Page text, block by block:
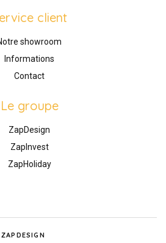
client
showroom
Informations
Contact
Le groupe
ZapDesign
ZapInvest
ZapHoliday
ZAPDESIGN